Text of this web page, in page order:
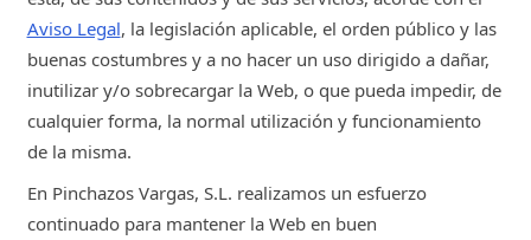
Aviso Legal, la legislación aplicable, el orden público y las
buenas costumbres y a no hacer un uso dirigido a dañar,
inutilizar y/o sobrecargar la Web, o que pueda impedir, de
cualquier forma, la normal utilización y funcionamiento
de la misma.
En Pinchazos Vargas, S.L. realizamos un esfuerzo
continuado para mantener la Web en buen